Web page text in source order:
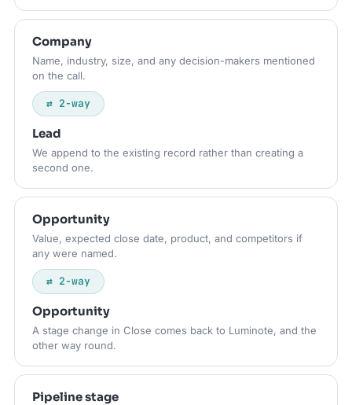
Company
Name, industry, size, and any decision-makers mentioned
on the call.
⇄ 2-way
Lead
We append to the existing record rather than creating a
second one.
Opportunity
Value, expected close date, product, and competitors if
any were named.
⇄ 2-way
Opportunity
A stage change in Close comes back to Luminote, and the
other way round.
Pipeline stage